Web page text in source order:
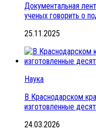
Документальная
ученых говорить о
25.11.2025
Наука
В Краснодарском
изготовленные
24.03.2026